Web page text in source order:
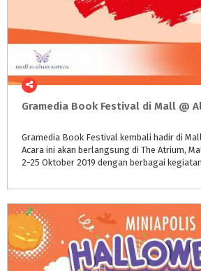
Gramedia Book Festival di Mall @
Gramedia Book Festival kembali hadir di
Acara ini akan berlangsung di The Atrium,